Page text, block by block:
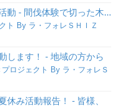
動 - 間伐体験で切った木...
ト By ラ・フォレＳＨＩＺ
します！ - 地域の方から
プロジェクト By ラ・フォレＳ
休み活動報告！ - 皆様、